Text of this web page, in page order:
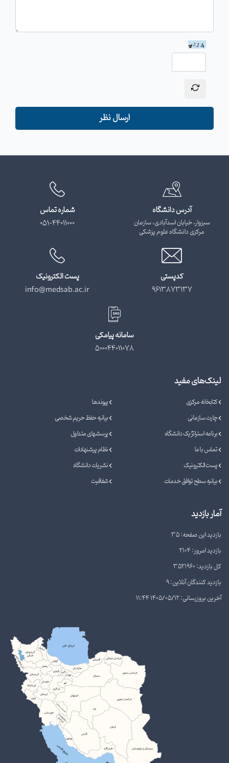
ارسال نظر
آدرس دانشگاه
سبزوار، خیابان اسدآبادی، سازمان
مرکزی دانشگاه علوم پزشکی
شماره تماس
051-44011000
کدپستی
9613873137
پست الکترونیک
info@medsab.ac.ir
سامانه پیامکی
500044011078
لینک‌های مفید
کتابخانه مرکزی
پیوندها
چارت سازمانی
بیانیه حفظ حریم شخصی
برنامه استراتژیک دانشگاه
پرسشهای متداول
تماس با ما
نظام پیشنهادات
پست الکترونیک
نشریات دانشگاه
بیانیه سطح توافق خدمات
شفافیت
آمار بازدید
بازدید این صفحه: 35
بازدید امروز: 2104
کل بازدید: 3521960
بازدید کنندگان آنلاین: 9
آخرین بروزرسانی: 1405/05/12 11:44